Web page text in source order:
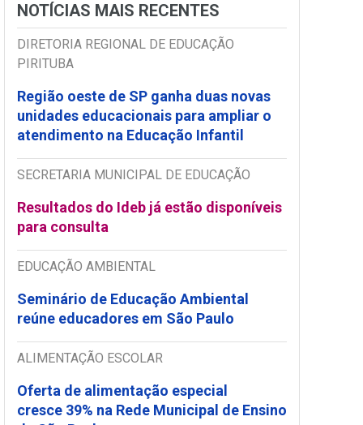
NOTÍCIAS MAIS RECENTES
DIRETORIA REGIONAL DE EDUCAÇÃO
PIRITUBA
Região oeste de SP ganha duas novas
unidades educacionais para ampliar o
atendimento na Educação Infantil
SECRETARIA MUNICIPAL DE EDUCAÇÃO
Resultados do Ideb já estão disponíveis
para consulta
EDUCAÇÃO AMBIENTAL
Seminário de Educação Ambiental
reúne educadores em São Paulo
ALIMENTAÇÃO ESCOLAR
Oferta de alimentação especial
cresce 39% na Rede Municipal de Ensino